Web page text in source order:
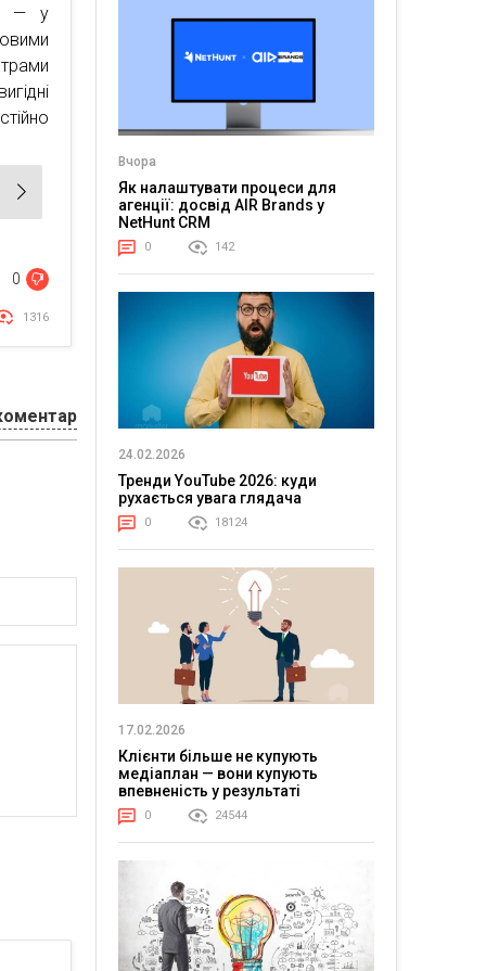
— у
0
1316
Вчора
Як налаштувати процеси для
агенції: досвід AIR Brands у
NetHunt CRM
0 142
24.02.2026
Тренди YouTube 2026: куди
рухається увага глядача
0 18124
17.02.2026
Клієнти більше не купують
медіаплан — вони купують
впевненість у результаті
0 24544